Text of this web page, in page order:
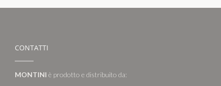
CONTATTI
MONTINI è prodotto e distribuito da: